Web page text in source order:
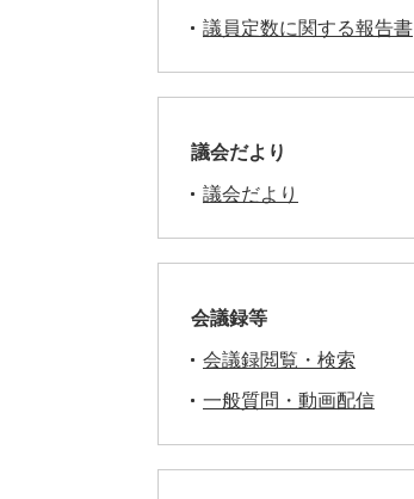
議員定数に関する報告書
議会だより
議会だより
会議録等
会議録閲覧・検索
一般質問・動画配信